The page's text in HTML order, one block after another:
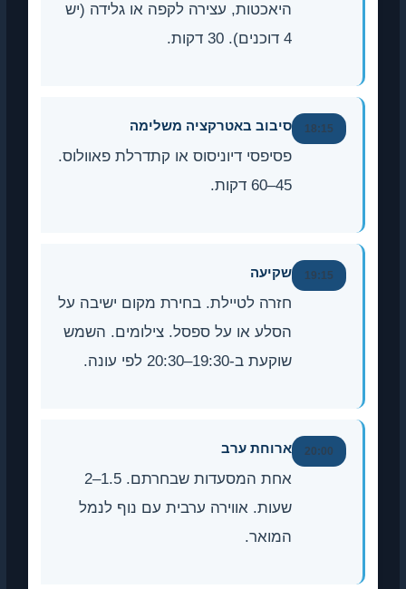
היאכטות, עצירה לקפה או גלידה (יש
סיבוב באטרקציה משלימה
פסיפסי דיוניסוס או קתדרלת פאוולוס.
שקיעה
חזרה לטיילת. בחירת מקום ישיבה על
הסלע או על ספסל. צילומים. השמש
ארוחת ערב
אחת המסעדות שבחרתם. 1.5–2
שעות. אווירה ערבית עם נוף לנמל